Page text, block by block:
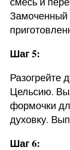
Замоченный
Шаг 5:
Разогрейте
Цельсию.
формочки
духовку.
Шаг 6: